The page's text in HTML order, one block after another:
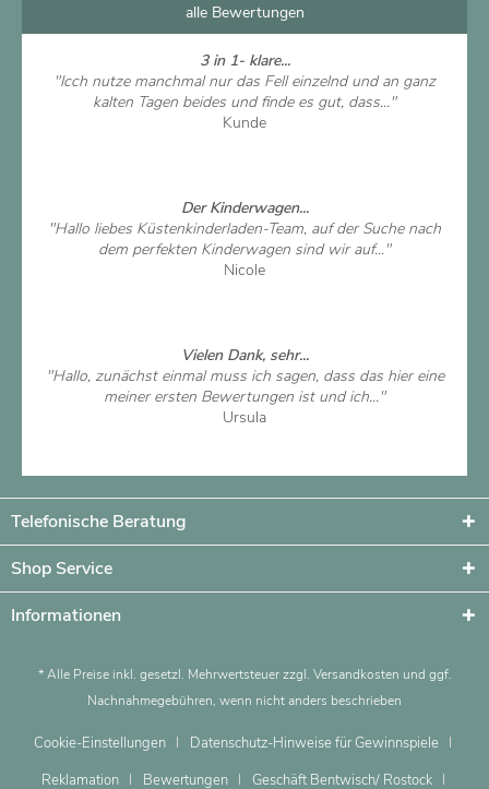
alle Bewertungen
3 in 1- klare...
"Icch nutze manchmal nur das Fell einzelnd und an ganz
kalten Tagen beides und finde es gut, dass..."
Kunde
Der Kinderwagen...
"Hallo liebes Küstenkinderladen-Team, auf der Suche nach
dem perfekten Kinderwagen sind wir auf..."
Nicole
Vielen Dank, sehr...
"Hallo, zunächst einmal muss ich sagen, dass das hier eine
meiner ersten Bewertungen ist und ich..."
Ursula
Telefonische Beratung
Shop Service
Informationen
* Alle Preise inkl. gesetzl. Mehrwertsteuer zzgl. Versandkosten und ggf.
Nachnahmegebühren, wenn nicht anders beschrieben
Cookie-Einstellungen
Datenschutz-Hinweise für Gewinnspiele
Reklamation
Bewertungen Geschäft Bentwisch/ Rostock